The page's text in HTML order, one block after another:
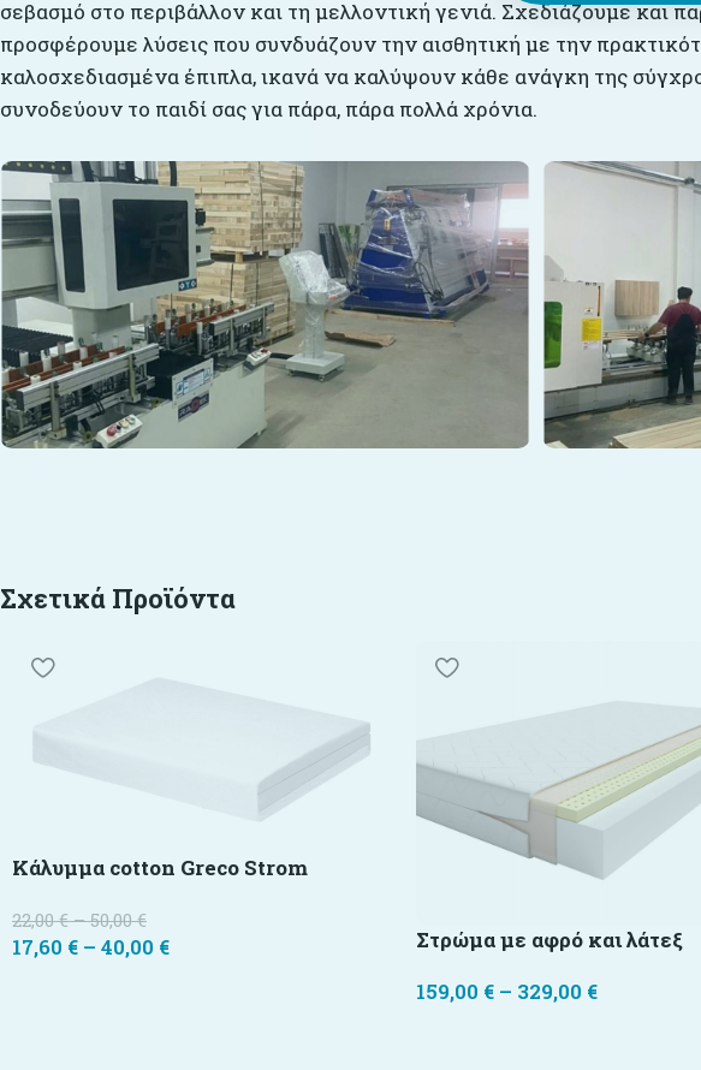
σεβασμό στο περιβάλλον και τη μελλοντική γενιά. Σχεδιάζουμε και
προσφέρουμε λύσεις που συνδυάζουν την αισθητική με την
καλοσχεδιασμένα έπιπλα, ικανά να καλύψουν κάθε ανάγκη της
συνοδεύουν το παιδί σας για πάρα, πάρα πολλά χρόνια.
Σχετικά Προϊόντα
Κάλυμμα cotton Greco Strom
22,00€ – 50,00€
17,60 € – 40,00 €
Στρώμα με αφρό και λάτεξ
159,00 € – 329,00 €